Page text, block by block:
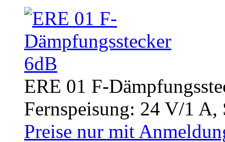
ERE 01 F-
Fernspeisung: 24 V/1 A,
Preise nur mit